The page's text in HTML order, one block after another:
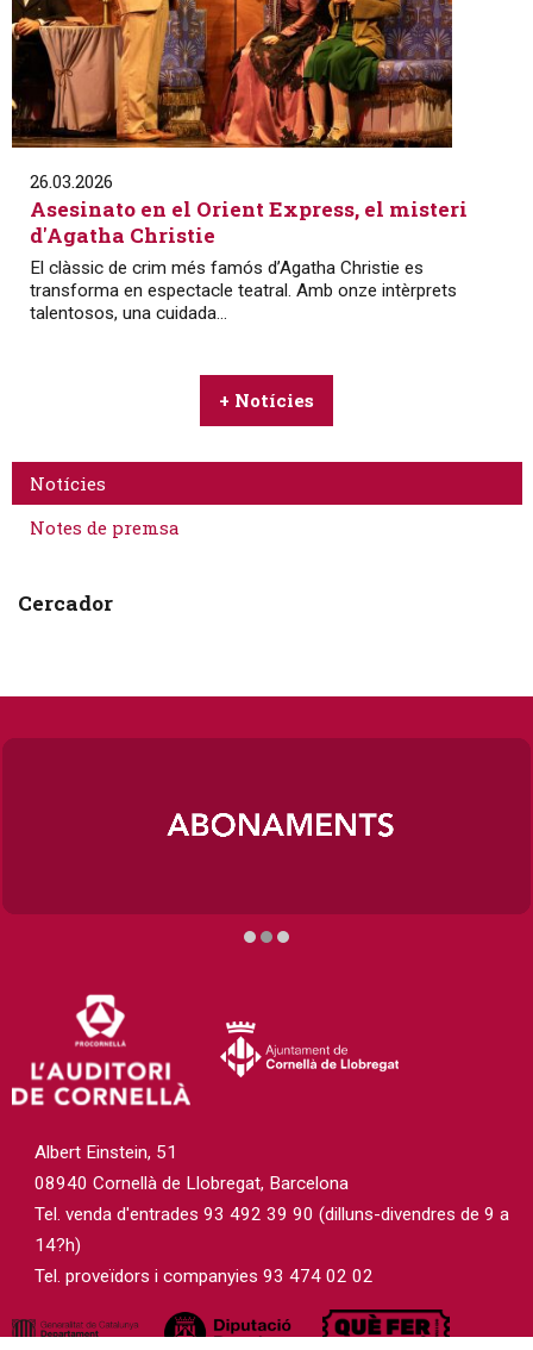
26.03.2026
Asesinato en el Orient Express, el misteri
d'Agatha Christie
El clàssic de crim més famós d’Agatha Christie es
transforma en espectacle teatral. Amb onze intèrprets
talentosos, una cuidada...
+ Notícies
Notícies
Notes de premsa
Cercador
Albert Einstein, 51
08940 Cornellà de Llobregat, Barcelona
Tel. venda d'entrades 93 492 39 90 (dilluns-divendres de 9 a
14?h)
Tel. proveïdors i companyies 93 474 02 02